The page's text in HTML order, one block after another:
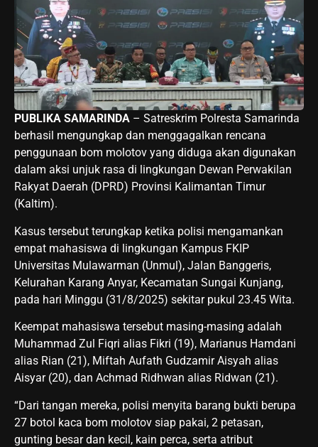
PUBLIKA SAMARINDA – Satreskrim Polresta Samarinda
berhasil mengungkap dan menggagalkan rencana
penggunaan bom molotov yang diduga akan digunakan
dalam aksi unjuk rasa di lingkungan Dewan Perwakilan
Rakyat Daerah (DPRD) Provinsi Kalimantan Timur
(Kaltim).
Kasus tersebut terungkap ketika polisi mengamankan
empat mahasiswa di lingkungan Kampus FKIP
Universitas Mulawarman (Unmul), Jalan Banggeris,
Kelurahan Karang Anyar, Kecamatan Sungai Kunjang,
pada hari Minggu (31/8/2025) sekitar pukul 23.45 Wita.
Keempat mahasiswa tersebut masing-masing adalah
Muhammad Zul Fiqri alias Fikri (19), Marianus Hamdani
alias Rian (21), Miftah Aufath Gudzamir Aisyah alias
Aisyar (20), dan Achmad Ridhwan alias Ridwan (21).
“Dari tangan mereka, polisi menyita barang bukti berupa
27 botol kaca bom molotov siap pakai, 2 petasan,
gunting besar dan kecil, kain perca, serta atribut